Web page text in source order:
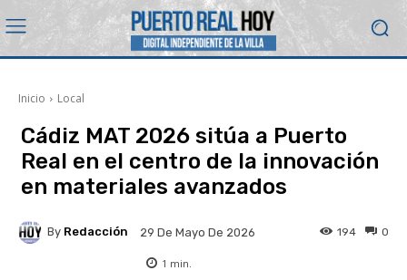
Inicio Local
Cádiz MAT 2026 sitúa a Puerto
Real en el centro de la innovación
en materiales avanzados
By Redacción 29 De Mayo De 2026 0
194
1 min.